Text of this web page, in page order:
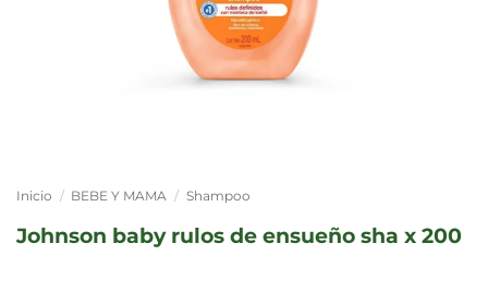
Inicio / BEBE Y MAMA / Shampoo
johnson baby rulos de ensueño sha x 200